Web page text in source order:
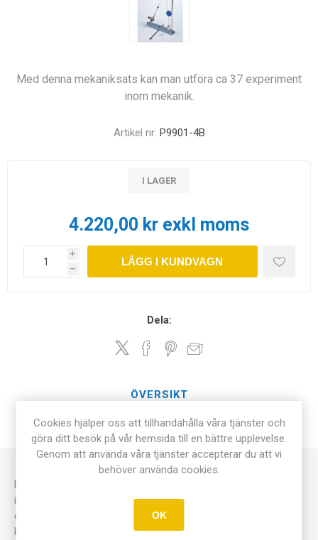
Med denna mekaniksats kan man utföra ca 37 experiment
inom mekanik.
Artikel nr: P9901-4B
I LAGER
4.220,00 kr exkl moms
i
h
LÄGG I KUNDVAGN
Dela:
ÖVERSIKT
KONTAKTA OSS
Med denna mekaniksats kan man utföra ca 37 experiment
inom mekanik. Några exempel på vad som kan utföras med
denna sats är volymmätning, densitetsmätning, mätning av
krafter från vikter, lutande plan, experiment med block och
Cookies hjälper oss att tillhandahålla våra tjänster och
göra ditt besök på vår hemsida till en bättre upplevelse.
Genom att använda våra tjänster accepterar du att vi
behöver använda cookies.
OK